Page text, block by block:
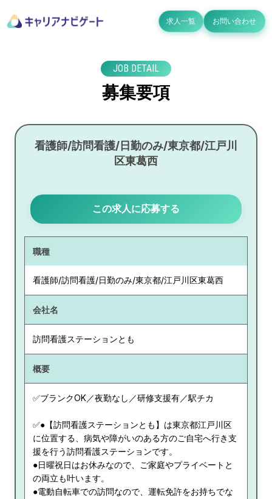
求人一覧 お問い合わせ
JOB DETAIL
募集要項
看護師/訪問看護/日勤のみ/東京都/江戸川
区東葛西
この求人に応募する
職種
看護師/訪問看護/日勤のみ/東京都/江戸川区東葛西
会社名
訪問看護ステーションとも
概要
✅ブランクOK／夜勤なし／研修支援有／駅チカ
✅●【訪問看護ステーションとも】は東京都江戸川区
に位置する、病気や障がいのある方のご自宅へ行き支
援を行う訪問看護ステーションです。
●日曜祝日はお休みなので、ご家庭やプライベートと
の両立も叶います。
●電動自転車での訪問なので、運転免許をお持ちでな